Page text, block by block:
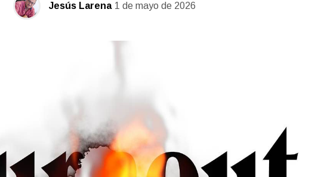
Jesús Larena 1 de mayo de 2026